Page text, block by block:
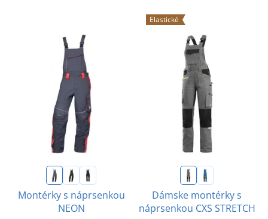
Montérky s náprsenkou
NEON
Elastické
Dámske montérky s
náprsenkou CXS STRETCH